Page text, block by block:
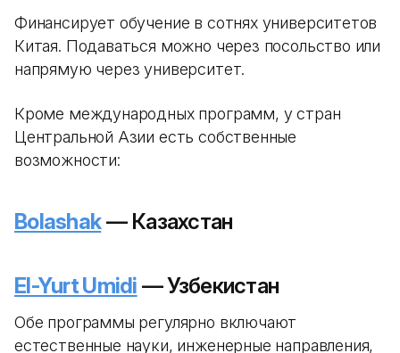
Финансирует обучение в сотнях университетов
Китая. Подаваться можно через посольство или
напрямую через университет.
Кроме международных программ, у стран
Центральной Азии есть собственные
возможности:
Bolashak— Казахстан
El-Yurt Umidi — Узбекистан
Обе программы регулярно включают
естественные науки, инженерные направления,